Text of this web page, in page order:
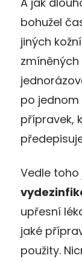
bohužel
jiných
po jednom
přípravek,
Vedle
upřesní
jaké
použity.